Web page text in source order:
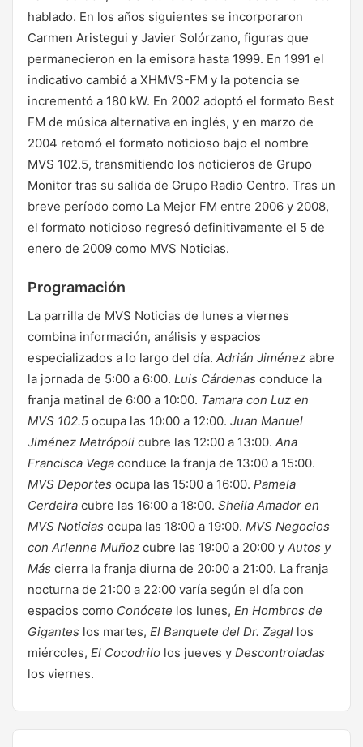
hablado. En los años siguientes se incorporaron
Carmen Aristegui y Javier Solórzano, figuras que
permanecieron en la emisora hasta 1999. En 1991 el
indicativo cambió a XHMVS-FM y la potencia se
incrementó a 180 kW. En 2002 adoptó el formato Best
FM de música alternativa en inglés, y en marzo de
2004 retomó el formato noticioso bajo el nombre
MVS 102.5, transmitiendo los noticieros de Grupo
Monitor tras su salida de Grupo Radio Centro. Tras un
breve período como La Mejor FM entre 2006 y 2008,
el formato noticioso regresó definitivamente el 5 de
enero de 2009 como MVS Noticias.
Programación
La parrilla de MVS Noticias de lunes a viernes
combina información, análisis y espacios
especializados a lo largo del día. Adrián Jiménez abre
la jornada de 5:00 a 6:00. Luis Cárdenas conduce la
franja matinal de 6:00 a 10:00. Tamara con Luz en
MVS 102.5 ocupa las 10:00 a 12:00. Juan Manuel
Jiménez Metrópoli cubre las 12:00 a 13:00. Ana
Francisca Vega conduce la franja de 13:00 a 15:00.
MVS Deportes ocupa las 15:00 a 16:00. Pamela
Cerdeira cubre las 16:00 a 18:00. Sheila Amador en
MVS Noticias ocupa las 18:00 a 19:00. MVS Negocios
con Arlenne Muñoz cubre las 19:00 a 20:00 y Autos y
Más cierra la franja diurna de 20:00 a 21:00. La franja
nocturna de 21:00 a 22:00 varía según el día con
espacios como Conócete los lunes, En Hombros de
Gigantes los martes, El Banquete del Dr. Zagal los
miércoles, El Cocodrilo los jueves y Descontroladas
los viernes.